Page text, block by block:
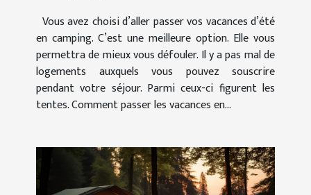
Vous avez choisi d’aller passer vos vacances d’été
en camping. C’est une meilleure option. Elle vous
permettra de mieux vous défouler. Il y a pas mal de
logements auxquels vous pouvez souscrire
pendant votre séjour. Parmi ceux-ci figurent les
tentes. Comment passer les vacances en...